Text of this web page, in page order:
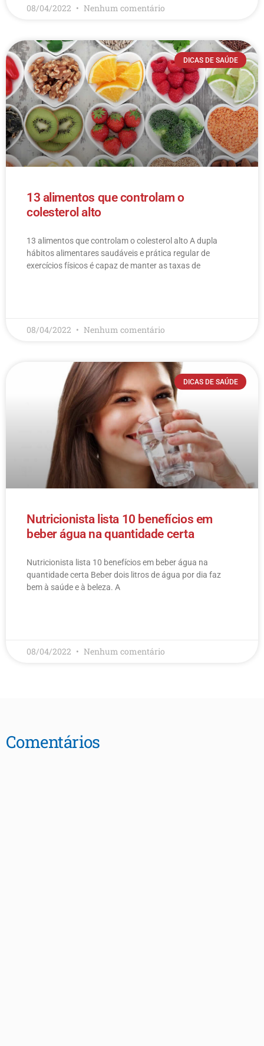
08/04/2022 Nenhum comentário
DICAS DE SAÚDE
13 alimentos que controlam o
colesterol alto
13 alimentos que controlam o colesterol alto​ A dupla
hábitos alimentares saudáveis e prática regular de
exercícios físicos é capaz de manter as taxas de
08/04/2022 Nenhum comentário
DICAS DE SAÚDE
Nutricionista lista 10 benefícios em
beber água na quantidade certa
Nutricionista lista 10 benefícios em beber água na
quantidade certa Beber dois litros de água por dia faz
bem à saúde e à beleza. A
08/04/2022 Nenhum comentário
Comentários